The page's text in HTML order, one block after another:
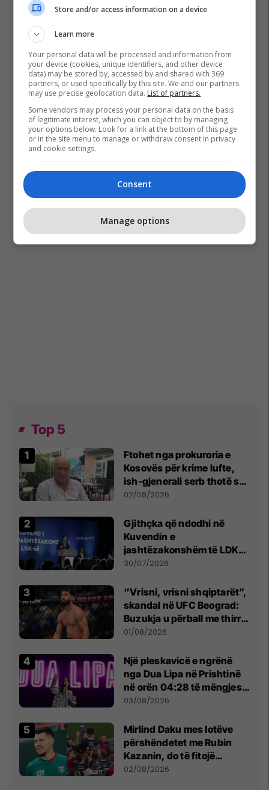
Top 5
Ftohet nga prokuroria e
Kosovës për krime lufte,
ish-gjenerali serb thotë se
dikush e tradhtoi në
02/08/2026
Gjithçka që ndodhi në
Kuvendin e
jashtëzakonshëm të LDK-
së
30/07/2026
“Vrisni, vrisni shqiptarët”,
skandal në UFC Beograd:
Buzukja u përball me thirrje
anti-shqiptare nga
01/08/2026
Një pleskavicë e ngrënë
nga Dua Lipa në Prishtinë
në orën 04:28 të mëngjesit
- dhe bota digjitale serbe
03/08/2026
Mirlind Daku mes lotëve
përshëndetet me Rubin
Kazanin, do të fitojë
miliona te Spartak Moska
02/08/2026
Store and/or access information on a device
Learn more
Your personal data will be processed and information from
your device (cookies, unique identifiers, and other device
data) may be stored by, accessed by and shared with 369
partners, or used specifically by this site. We and our partners
may use precise geolocation data. List of partners.
Some vendors may process your personal data on the basis
of legitimate interest, which you can object to by managing
your options below. Look for a link at the bottom of this page
or in the site menu to manage or withdraw consent in privacy
and cookie settings.
Consent
Manage options